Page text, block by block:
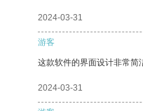
2024-03-31
游客
这款软件的界面设计非常简
2024-03-31